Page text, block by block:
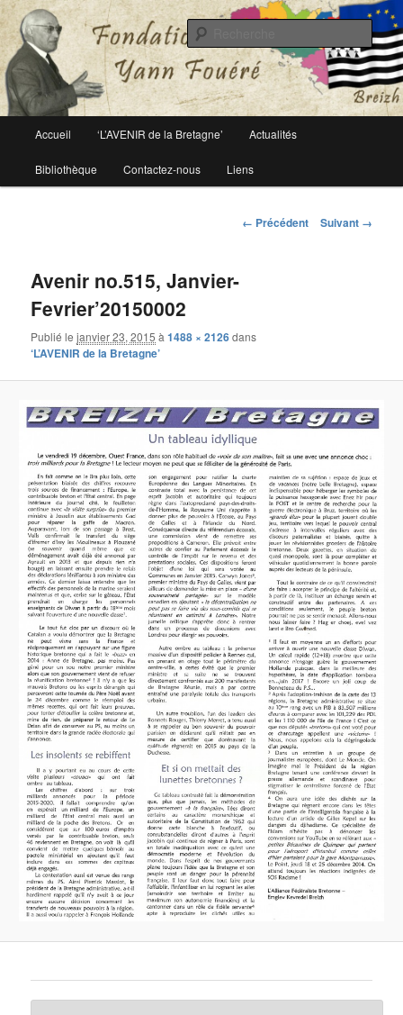
Fondation Yann Fouéré
Le site officiel de la fondation Yann Fouéré
principal
Aller
au
Accueil ‘L’AVENIR de la Bretagne’ Actualités
Bibliothèque Contactez-nous Liens
Navigation
← Précédent Suivant →
Avenir no.515, Janvier-
Fevrier’20150002
Publié lejanvier 23, 2015 à1488 × 2126dans
‘L’AVENIR de la Bretagne’